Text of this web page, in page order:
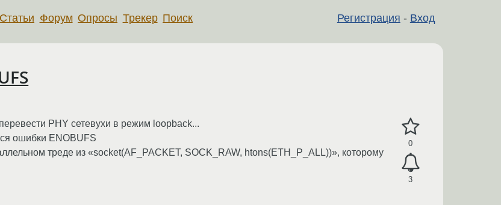
Регистрация - Вход
Статьи Форум Опросы Трекер Поиск
0
3
PHY сетевухи в режим loopback...
ошибки ENOBUFS
треде из «socket(AF_PACKET, SOCK_RAW, htons(ETH_P_ALL))», которому